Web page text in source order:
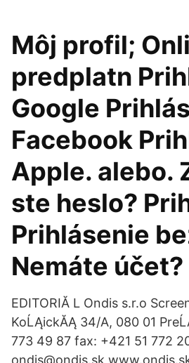
Môj profil;
predplatn
Google
Facebook
Apple. alebo.
ste heslo?
Prihlásenie
Nemáte účet?
EDITORIĂ L Ondis s.r.o
KoĹĄickĂĄ 34/A, 080 01
773 49 87 fax: +421 51 772
ondis@ondis.sk